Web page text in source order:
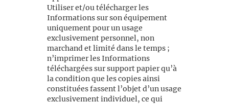
Utiliser et/ou télécharger les
Informations sur son équipement
uniquement pour un usage
exclusivement personnel, non
marchand et limité dans le temps ;
n’imprimer les Informations
téléchargées sur support papier qu’à
la condition que les copies ainsi
constituées fassent l’objet d’un usage
exclusivement individuel, ce qui